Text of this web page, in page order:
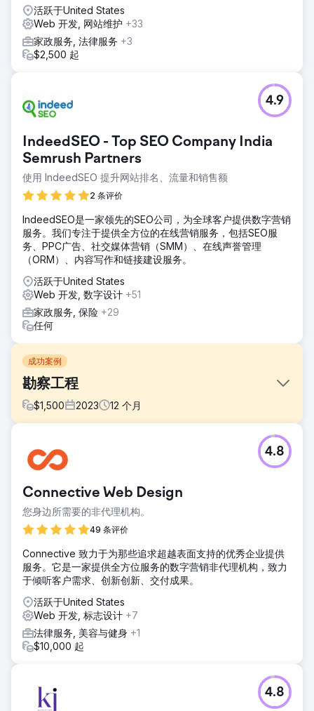
活跃于United States
Web 开发, 网站维护 +33
家政服务, 法律服务 +3
$2,500 起
IndeedSEO - Top SEO Company India
Semrush Partners
使用 IndeedSEO 提升网站排名、流量和销售额
2 条评价
4.9
IndeedSEO是一家领先的SEO公司，为全球客户提供数字营销
服务。我们专注于提供全方位的在线营销服务，包括SEO服
务、PPC广告、社交媒体营销（SMM）、在线声誉管理
（ORM）、内容写作和链接建设服务。
活跃于United States
Web 开发, 数字设计 +51
家政服务, 保险 +29
任何
成功案例
勘察工程
$1,500 2023 12 个月
口碑营销和推荐在引入新业务方面效果良好，但不足以帮助
Survey Works 扩张。有几位经验丰富、拥有很多评论的竞争
该网站在 WordPress 中进行了重建，并对内容、位置页面和
转换元素进行了优化。我们启动了一项持续的链接建设计划，
结果
地图可见度的提高和有机排名的改进导致收入在一年内增长了
前往营销公司页面
Connective Web Design
您身边所需要的非代理机构。
49 条评价
4.8
Connective 致力于为那些追求超越表面支持的优秀企业提供
服务。它是一家提供全方位服务的数字营销非代理机构，致力
于倾听客户需求、创新创新、交付成果。
活跃于United States
Web 开发, 标志设计 +7
法律服务, 美容与健身 +1
$10,000 起
4.8